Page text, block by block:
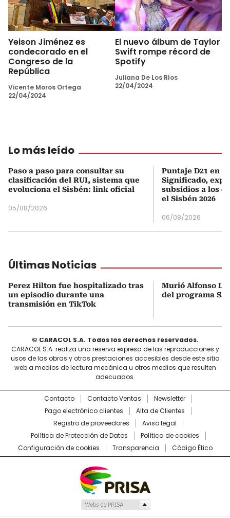
Yeison Jiménez es
condecorado en el
Congreso de la
República
Vicente Moros Ortega
22/04/2024
El nuevo álbum de Taylor
Swift rompe récord de
Spotify
Juliana De Los Ríos
22/04/2024
Lo más leído
Paso a paso para consultar su
clasificación del RUI, sistema que
evoluciona el Sisbén: link oficial
05/08/2026
Puntaje D21 en
Significado,
subsidios a los
el Sisbén 2026
06/08/2026
Últimas Noticias
Perez Hilton fue hospitalizado tras
un episodio durante una
transmisión en TikTok
Murió Alfonso
del programa
© CARACOL S.A. Todos los derechos reservados.
CARACOL S.A. realiza una reserva expresa de las reproducciones y
usos de las obras y otras prestaciones accesibles desde este sitio
web a medios de lectura mecánica u otros medios que resulten
adecuados.
Contacto Contacto Ventas
Newsletter
Pago electrónico clientes
Alta de Clientes
Registro de proveedores
Aviso legal
Política de Protección de Datos
Política de cookies
Configuración de cookies
Transparencia Código Ético